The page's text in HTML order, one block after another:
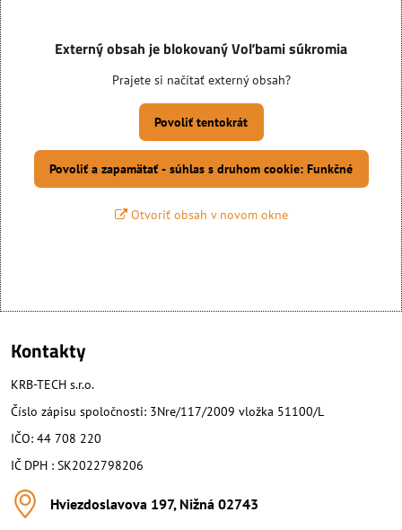
Externý obsah je blokovaný Voľbami súkromia
Prajete si načítať externý obsah?
Povoliť tentokrát
Povoliť a zapamätať - súhlas s druhom cookie: Funkčné
Otvoriť obsah v novom okne
Kontakty
KRB-TECH s.r.o.
Číslo zápisu spoločnosti: 3Nre/117/2009 vložka 51100/L
IČO: 44 708 220
IČ DPH : SK2022798206
Hviezdoslavova 197, Nižná 02743